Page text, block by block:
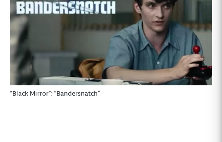
“Black Mirror”: “Bandersnatch”